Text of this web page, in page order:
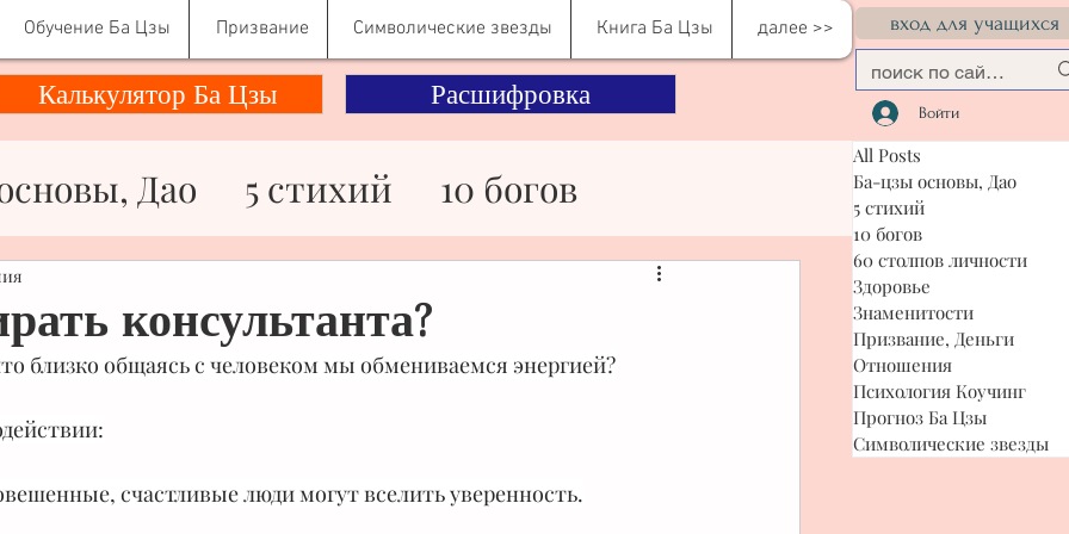
Обучение Ба Цзы Призвание Символические звезды Книга Ба Цзы далее >>
Калькулятор Ба Цзы Расшифровка
вход для учащихся
Войти
Дао 5 стихий
10 богов
Отношения
Психология Коучинг
консультанта?
близко общаясь с человеком мы обмениваемся энергией?
счастливые люди могут вселить уверенность.
All Posts
Ба-цзы основы, Дао
5 стихий
10 богов
60 столпов личности
Здоровье
Знаменитости
Призвание, Деньги
Отношения
Психология Коучинг
Прогноз Ба Цзы
Символические звезды